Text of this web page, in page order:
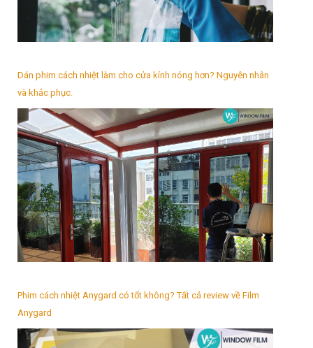
Dán phim cách nhiệt làm cho cửa kính nóng hơn? Nguyên nhân
và khắc phục.
Phim cách nhiệt Anygard có tốt không? Tất cả review về Film
Anygard